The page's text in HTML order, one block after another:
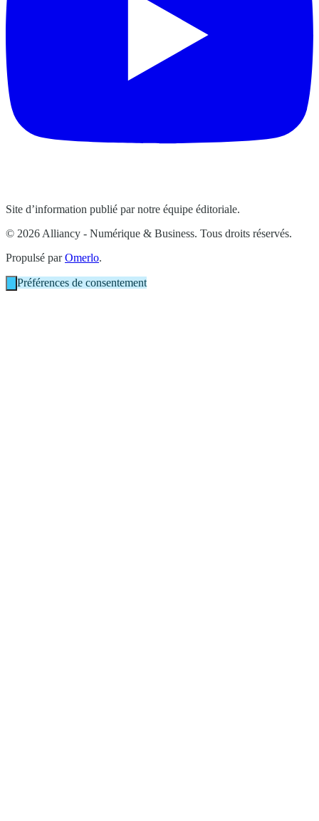
Site d’information publié par notre équipe éditoriale.
© 2026 Alliancy - Numérique & Business. Tous droits réservés.
Propulsé parOmerlo.
Préférences de consentement